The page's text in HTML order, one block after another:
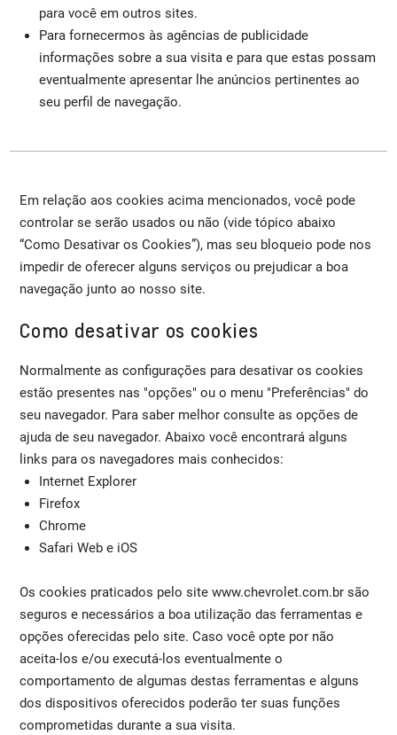
para você em outros sites.
Para fornecermos às agências de publicidade
informações sobre a sua visita e para que estas possam
eventualmente apresentar lhe anúncios pertinentes ao
seu perfil de navegação.
Em relação aos cookies acima mencionados, você pode
controlar se serão usados ou não (vide tópico abaixo
“Como Desativar os Cookies”), mas seu bloqueio pode nos
impedir de oferecer alguns serviços ou prejudicar a boa
navegação junto ao nosso site.
Como desativar os cookies
Normalmente as configurações para desativar os cookies
estão presentes nas "opções" ou o menu "Preferências" do
seu navegador. Para saber melhor consulte as opções de
ajuda de seu navegador. Abaixo você encontrará alguns
links para os navegadores mais conhecidos:
Internet Explorer
Firefox
Chrome
Safari Web e iOS
Os cookies praticados pelo site www.chevrolet.com.br são
seguros e necessários a boa utilização das ferramentas e
opções oferecidas pelo site. Caso você opte por não
aceita-los e/ou executá-los eventualmente o
comportamento de algumas destas ferramentas e alguns
dos dispositivos oferecidos poderão ter suas funções
comprometidas durante a sua visita.